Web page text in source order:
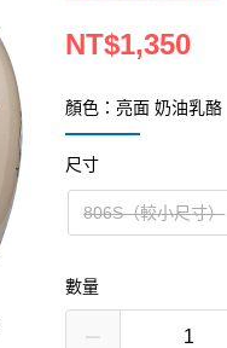
NT$1,350
顏色：亮面 奶油乳酪
尺寸
806S（較小尺寸）
數量